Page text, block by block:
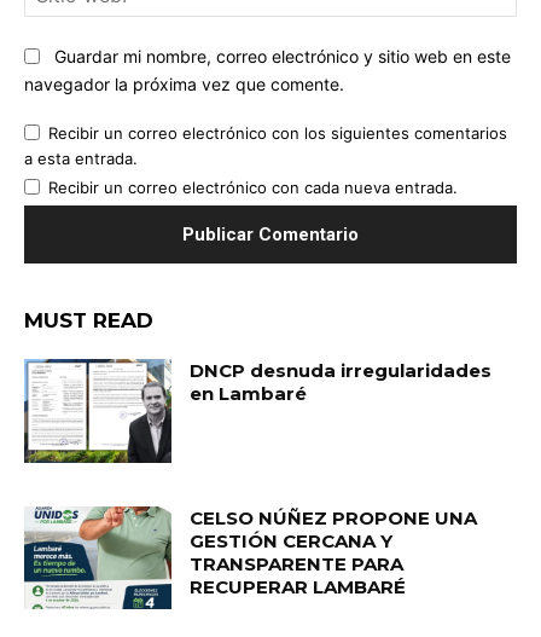
Guardar mi nombre, correo electrónico y sitio web en este
navegador la próxima vez que comente.
Recibir un correo electrónico con los siguientes comentarios
a esta entrada.
Recibir un correo electrónico con cada nueva entrada.
MUST READ
DNCP desnuda irregularidades
en Lambaré
CELSO NÚÑEZ PROPONE UNA
GESTIÓN CERCANA Y
TRANSPARENTE PARA
RECUPERAR LAMBARÉ